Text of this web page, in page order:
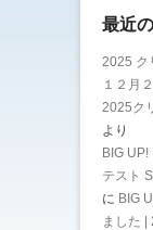
最近
2025 ク
１２月
2025ク
より
BIG
テスト
に BIG
ました |